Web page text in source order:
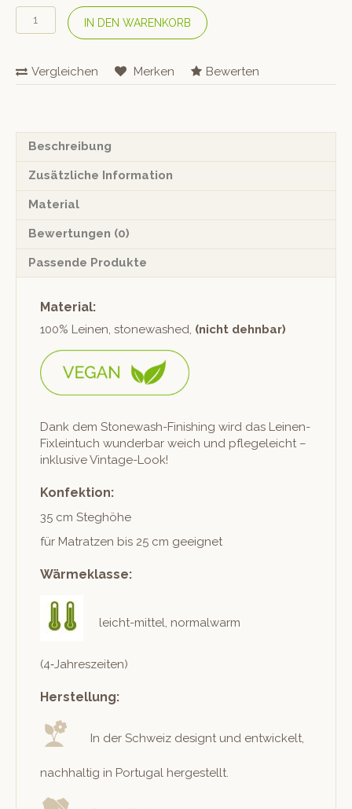
#lavie
Leinen-
«Linus»
Fichtengrün
IN DEN WARENKORB
Vergleichen Merken Bewerten
Beschreibung
Zusätzliche Information
Material
Bewertungen (0)
Passende Produkte
Material:
100% Leinen, stonewashed, (nicht dehn­bar)
Dank dem Stonewash-Fin­ish­ing wird das Leinen-
Fixlein­tuch wun­der­bar weich und pflegele­icht –
inklu­sive Vintage-Look!
Konfektion:
35 cm Steghöhe
für Matratzen bis 25 cm geeignet
Wärmeklasse:
leicht-mit­tel, nor­mal­warm
(4‑Jahreszeiten)
Herstellung:
In der Schweiz designt und entwick­elt,
nach­haltig in Por­tu­gal hergestellt.